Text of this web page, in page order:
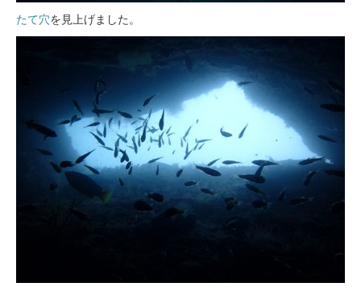
たて穴を見上げました。